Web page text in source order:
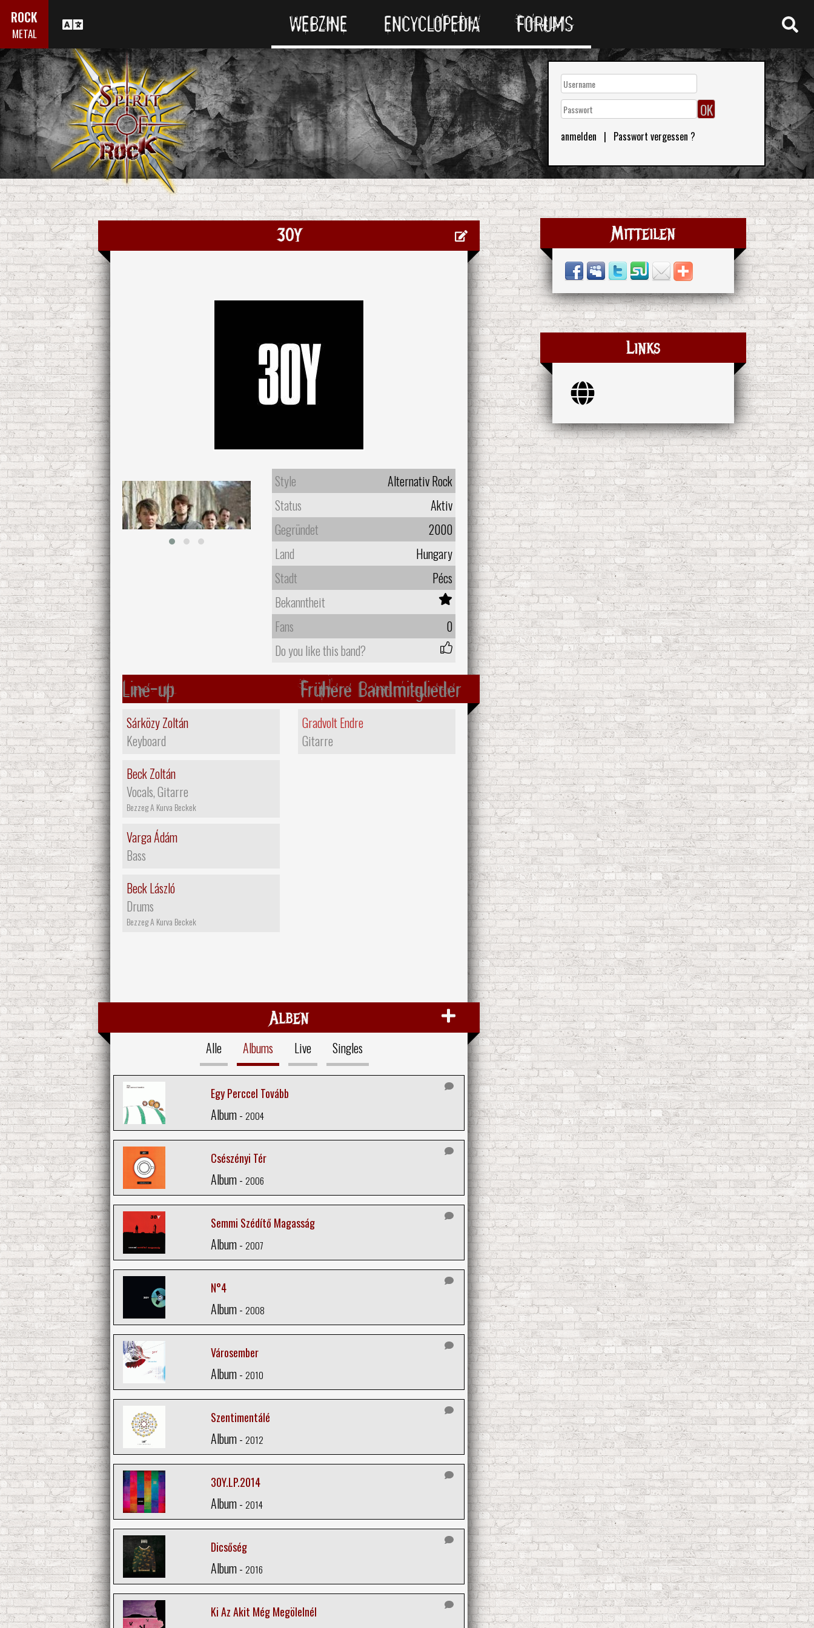
ROCK
METAL WEBZINE ENCYCLOPEDIA FORUMS
anmelden | Passwort vergessen ?
30Y
Style
Alternativ Rock
Status
Aktiv
Gegründet
2000
Land
Hungary
Stadt
Pécs
Bekanntheit
Fans
0
Do you like this band?
Line-up
Sárközy Zoltán
Keyboard
Beck Zoltán
Vocals, Gitarre
Bezzeg A Kurva Beckek
Varga Ádám
Bass
Beck László
Drums
Bezzeg A Kurva Beckek
Frühere Bandmitglieder
Gradvolt Endre
Gitarre
Alben
Alle Albums Live Singles
Egy Perccel Tovább
Album - 2004
Csészényi Tér
Album - 2006
Semmi Szédítő Magasság
Album - 2007
N°4
Album - 2008
Városember
Album - 2010
Szentimentálé
Album - 2012
30Y.LP.2014
Album - 2014
Dicsőség
Album - 2016
Ki Az Akit Még Megölelnél
Mitteilen
Links